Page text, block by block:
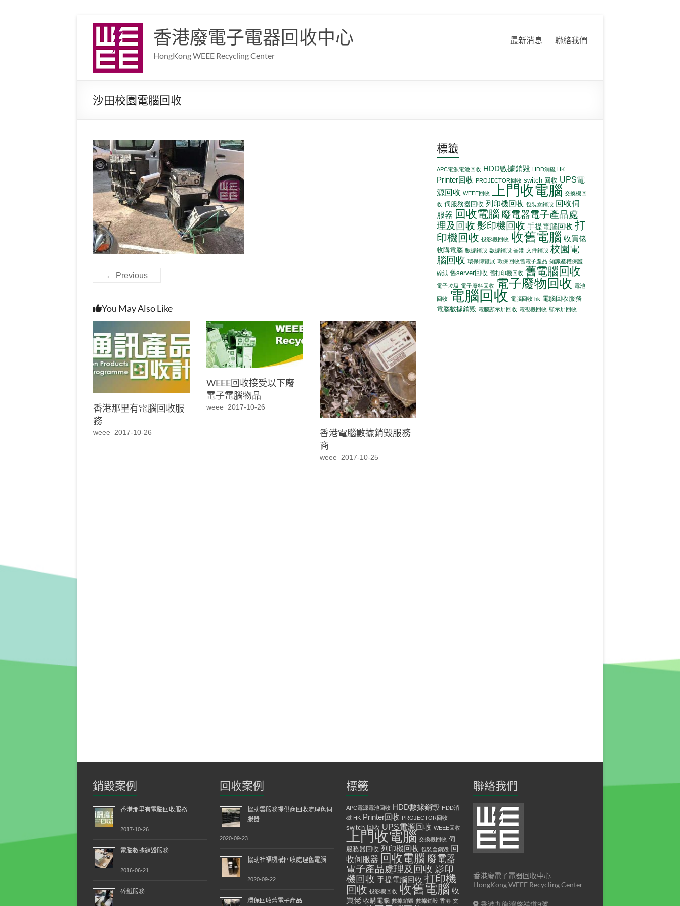
香港廢電子電器回收中心
HongKong WEEE Recycling Center
最新消息 聯絡我們
沙田校園電腦回收
← Previous
You May Also Like
香港那里有電腦回收服
務
weee 2017-10-26
WEEE回收接受以下廢
電子電腦物品
weee 2017-10-26
香港電腦數據銷毀服務
商
weee 2017-10-25
標籤
APC電源電池回收 HDD數據銷毀 HDD消磁 HK
Printer回收 PROJECTOR回收 switch 回收 UPS電
源回收 WEEE回收 上門收電腦 交換機回
收 伺服務器回收 列印機回收 包裝盒銷毀 回收伺
服器 回收電腦 廢電器電子產品處
理及回收 影印機回收 手提電腦回收 打
印機回收 投影機回收 收舊電腦 收買佬
收購電腦 數據銷毀 數據銷毀 香港 文件銷毀 校園電
腦回收 環保博覽展 環保回收舊電子產品 知識產權保護
碎紙 舊server回收 舊打印機回收 舊電腦回收
電子垃圾 電子廢料回收 電子廢物回收 電池
回收 電腦回收 電腦回收 hk 電腦回收服務
電腦數據銷毀 電腦顯示屏回收 電視機回收 顯示屏回收
銷毀案例
香港那里有電腦回收服務
2017-10-26
電腦數據銷毀服務
2016-06-21
碎紙服務
回收案例
協助雲服務提供商回收處理舊伺
服器
2020-09-23
協助社福機構回收處理舊電腦
2020-09-22
環保回收舊電子產品
標籤
APC電源電池回收 HDD數據銷毀 HDD消
磁 HK Printer回收 PROJECTOR回收
switch 回收 UPS電源回收 WEEE回收
上門收電腦 交換機回收 伺
服務器回收 列印機回收 包裝盒銷毀 回
收伺服器 回收電腦 廢電器
電子產品處理及回收 影印
機回收 手提電腦回收 打印機
回收 投影機回收 收舊電腦 收
買佬 收購電腦 數據銷毀 數據銷毀 香港 文
聯絡我們
香港廢電子電器回收中心
HongKong WEEE Recycling Center